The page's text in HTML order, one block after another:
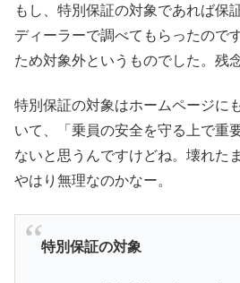
もし、特別保証の対象であれば保
ディーラーで調べてもらったので
ため対象外というものでした。残念
特別保証の対象はホームページに
いて、「乗員の安全を守る上で重
ないと思うんですけどね。壊れた
やはり無理なのかなー。
特別保証の対象